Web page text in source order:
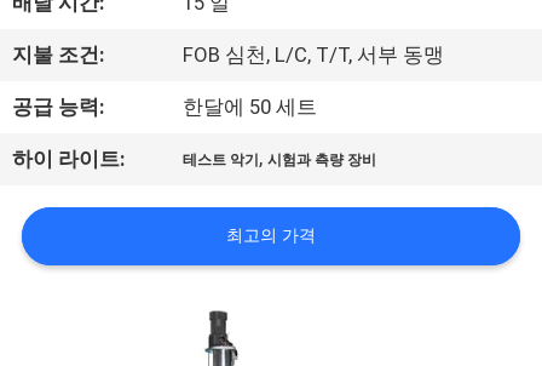
공
장
여
행
지불 조건: FOB 심천, L/C, T/T, 서부 동맹
공급 능력: 한달에 50 세트
하이 라이트: 테스트 악기 ,시험과 측량 장비
최고의 가격